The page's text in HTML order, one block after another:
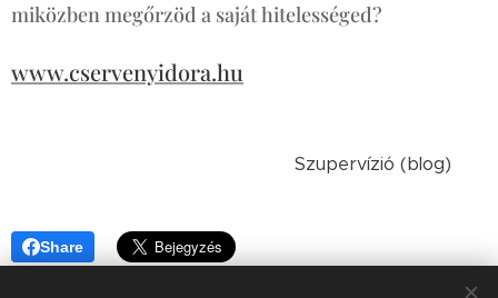
miközben megőrzöd a saját hitelességed?
www.cservenyidora.hu
Szupervízió (blog)
Share